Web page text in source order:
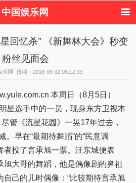
中国娱乐网
乐 韩国娱乐
欧美娱乐
闻 影视新闻
明星
欧美明星八卦
回忆杀” 《新舞林大会》秒变
粉丝见面会
乐网 日期：2018-08-02 08:12:33
本周日（8月5日）
星选手中的一员，现身东方卫视本
管《流星花园》一晃17年过去，
。早在“最期待舞蹈”的“民意调
者投了言承旭一票。汪东城便表
旭大哥的舞蹈，他是偶像剧的鼻祖
自己的儿时偶像：“比较期待言承旭